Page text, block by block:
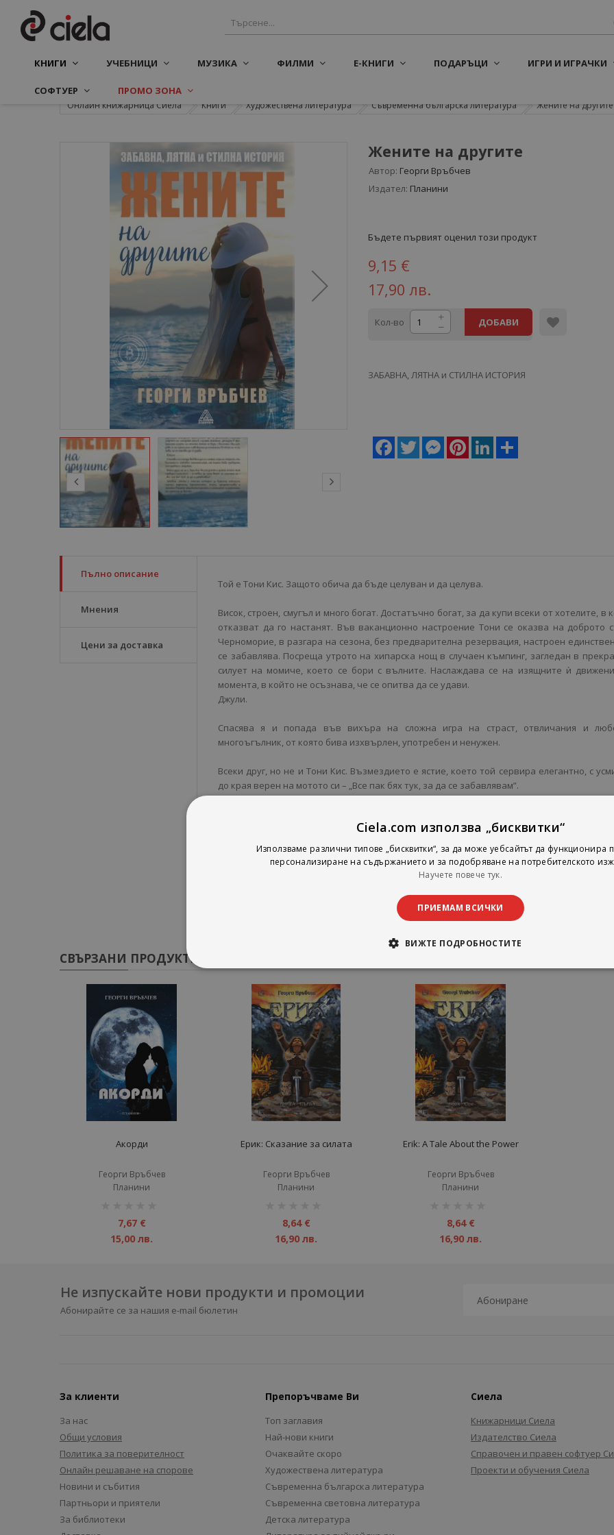
КНИГИ УЧЕБНИЦИ МУЗИКА ФИЛМИ Е-КНИГИ ПОДАРЪЦИ ИГРИ И ИГРАЧКИ
СОФТУЕР ПРОМО ЗОНА
Онлайн книжарница Сиела Книги Художествена литература Съвременна българска литература Жените на другите
Жените на другите
Автор: Георги Връбчев
Издател: Планини
Бъдете първият оценил този продукт
9,15 €
17,90 лв.
Кол-во ДОБАВИ
ЗАБАВНА, ЛЯТНА и СТИЛНА ИСТОРИЯ
Facebook
Twitter MessengerPinterestLinkedIn
Пълно описание
Мнения
Цени за доставка
Той е Тони Кис. Защото обича да бъде целуван и да целува.
Висок, строен, смугъл и много богат. Достатъчно богат, за да купи всеки от хотелите, в
отказват да го настанят. Във ваканционно настроение Тони се оказва на доброто
Черноморие, в разгара на сезона, без предварителна резервация, настроен
се забавлява. Посреща утрото на хипарска нощ в случаен къмпинг, загледан в
силует на момиче, което се бори с вълните. Наслаждава се на изящните ѝ
момента, в който не осъзнава, че се опитва да се удави.
Джули.
Спасява я и попада във вихъра на сложна игра на страст, отвличания и
многоъгълник, от която бива изхвърлен, употребен и ненужен.
Всеки друг, но не и Тони Кис. Възмездието е ястие, което той сервира елегантно, с
до края верен на мотото си – „Все пак бях тук, за да се забавлявам”.
предателства и прошка, в която женската красота и интелект са разкошната
СВЪРЗАНИ ПРОДУКТИ
Акорди
Георги Връбчев
Планини
7,67 €
15,00 лв.
Ерик: Сказание за силата
Георги Връбчев
Планини
8,64 €
16,90 лв.
Erik: A Tale About the Power
Георги Връбчев
Планини
8,64 €
16,90 лв.
Не изпускайте нови продукти и промоции
Абонирайте се за нашия e-mail бюлетин
За клиенти
За нас
Общи условия
Политика за поверителност
Онлайн решаване на спорове
Новини и събития
Партньори и приятели
За библиотеки
Препоръчваме Ви
Топ заглавия
Най-нови книги
Очаквайте скоро
Художествена литература
Съвременна българска литература
Съвременна световна литература
Детска литература
Сиела
Книжарници Сиела
Издателство Сиела
Справочен и правен софтуер
Проекти и обучения Сиела
Ciela.com използва „бисквитки“
Използваме различни типове „бисквитки“, за да може уебсайтът да функционира
персонализиране на съдържанието и за подобряване на потребителското
Научете повече тук.
ПРИЕМАМ ВСИЧКИ
ВИЖТЕ ПОДРОБНОСТИТЕ